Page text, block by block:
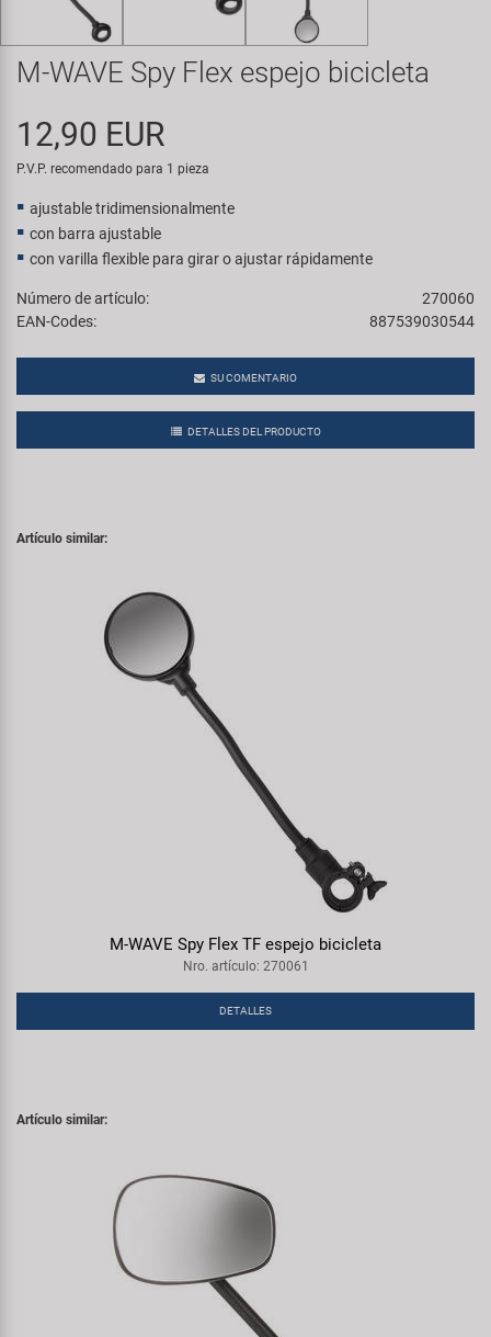
Transporte y Aparcamiento
Super B
Trail-Gator
Velo
M-WAVE Spy Flex espejo bicicleta
12,90 EUR
P.V.P. recomendado para 1 pieza
ajustable tridimensionalmente
con barra ajustable
con varilla flexible para girar o ajustar rápidamente
Número de artículo:
270060
EAN-Codes:
887539030544
SU COMENTARIO
DETALLES DEL PRODUCTO
Artículo similar:
M-WAVE Spy Flex TF espejo bicicleta
Nro. artículo: 270061
DETALLES
Artículo similar: